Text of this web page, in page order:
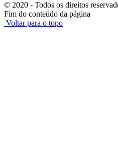
© 2020 - Todos os direitos
Fim do conteúdo da página
Voltar para o topo